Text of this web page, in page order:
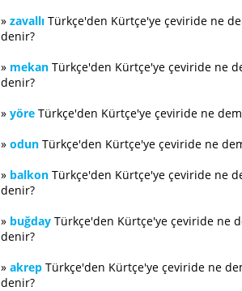
» zavallı Türkçe'den Kürtçe'ye çeviride ne
denir?
» mekan Türkçe'den Kürtçe'ye çeviride ne
denir?
» yöre Türkçe'den Kürtçe'ye çeviride ne
» odun Türkçe'den Kürtçe'ye çeviride ne
» balkon Türkçe'den Kürtçe'ye çeviride ne
denir?
» buğday Türkçe'den Kürtçe'ye çeviride ne
denir?
» akrep Türkçe'den Kürtçe'ye çeviride ne
denir?